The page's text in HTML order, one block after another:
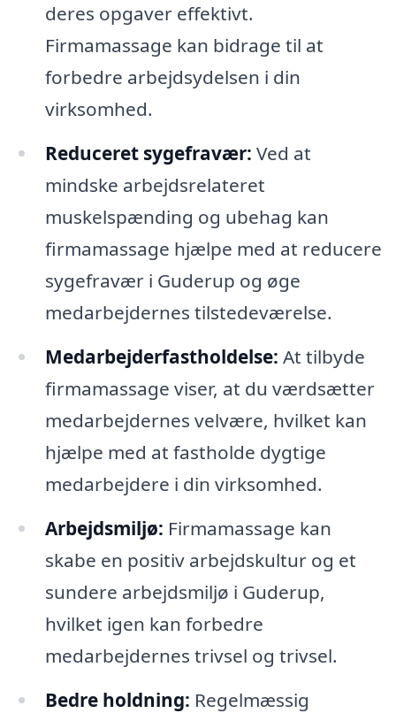
deres opgaver effektivt.
Firmamassage kan bidrage til at
forbedre arbejdsydelsen i din
virksomhed.
Reduceret sygefravær: Ved at
mindske arbejdsrelateret
muskelspænding og ubehag kan
firmamassage hjælpe med at reducere
sygefravær i Guderup og øge
medarbejdernes tilstedeværelse.
Medarbejderfastholdelse: At tilbyde
firmamassage viser, at du værdsætter
medarbejdernes velvære, hvilket kan
hjælpe med at fastholde dygtige
medarbejdere i din virksomhed.
Arbejdsmiljø: Firmamassage kan
skabe en positiv arbejdskultur og et
sundere arbejdsmiljø i Guderup,
hvilket igen kan forbedre
medarbejdernes trivsel og trivsel.
Bedre holdning: Regelmæssig